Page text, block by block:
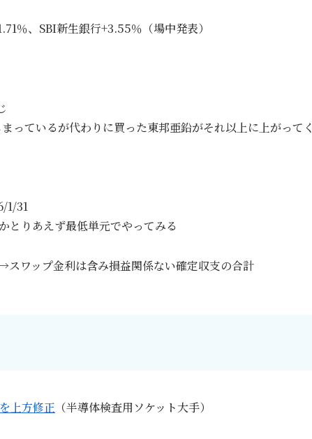
％、SBI新生銀行+3.55％（場中発表）
っているが代わりに買った東邦亜鉛がそれ以上に上がってく
1/31
とりあえず最低単元でやってみる
ワップ金利は含み損益関係ない確定収支の合計
上方修正 （半導体検査用ソケット大手）